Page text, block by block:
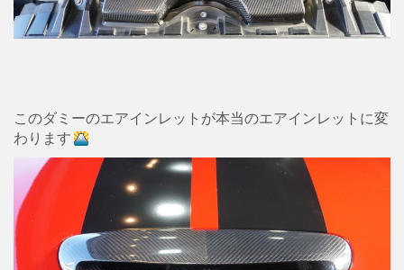
このダミーのエアインレットが本当のエアインレットに変
わります